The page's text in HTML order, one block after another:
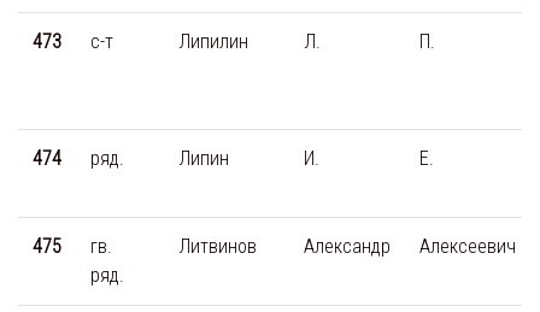
473 с-т Липилин Л. П.
474 ряд. Липин И. Е.
475
гв.
ряд.
Литвинов Александр Алексеевич